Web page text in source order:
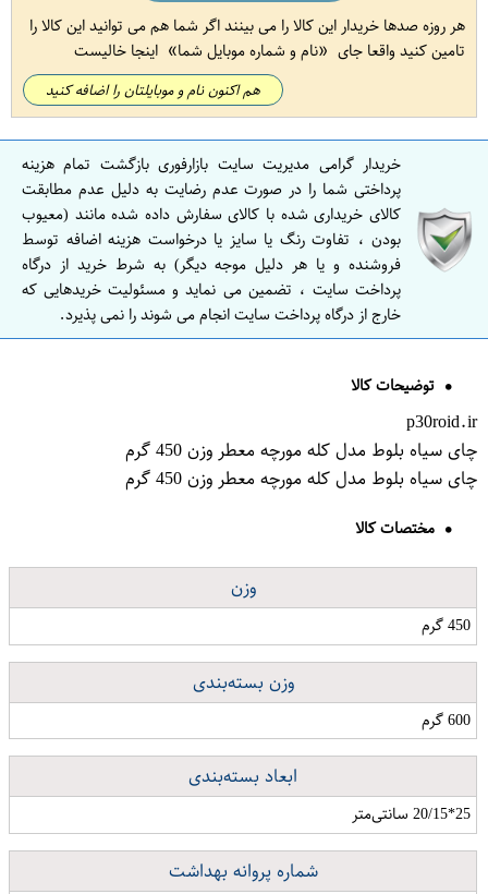
هر روزه صدها خریدار این کالا را می بینند اگر شما هم می توانید این کالا را
تامین کنید واقعا جای
نام و شماره موبایل شما اینجا خالیست
هم اکنون نام و موبایلتان را اضافه کنید
خریدار گرامی مدیریت سایت بازارفوری بازگشت تمام هزینه
پرداختی شما را در صورت عدم رضایت به دلیل عدم مطابقت
کالای خریداری شده با کالای سفارش داده شده مانند (معیوب
بودن ، تفاوت رنگ یا سایز یا درخواست هزینه اضافه توسط
فروشنده و یا هر دلیل موجه دیگر) به شرط خرید از درگاه
پرداخت سایت ، تضمین می نماید و مسئولیت خریدهایی که
خارج از درگاه پرداخت سایت انجام می شوند را نمی پذیرد.
توضیحات کالا
p30roid.ir
چای سیاه بلوط مدل کله مورچه معطر وزن 450 گرم
چای سیاه بلوط مدل کله مورچه معطر وزن 450 گرم
مختصات کالا
وزن
450 گرم
وزن بسته‌بندی
600 گرم
ابعاد بسته‌بندی
25*20/15 سانتی‌متر
شماره پروانه بهداشت